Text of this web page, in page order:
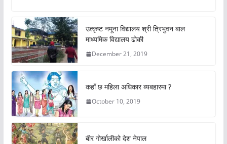
उत्कृष्ट नमूना विद्यालय श्री त्रिभुवन बाल
माध्यमिक विद्यालय ढोकी
December 21, 2019
कहाँ छ महिला अधिकार ब्यबहारमा ?
October 10, 2019
बीर गोर्खालीको देश नेपाल